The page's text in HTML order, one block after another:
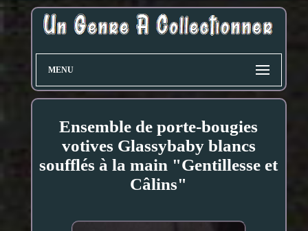
MENU
Ensemble de porte-bougies
votives Glassybaby blancs
soufflés à la main "Gentillesse et
Câlins"